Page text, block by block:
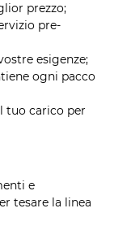
prezzo;
pre-
esigenze;
ogni pacco
tuo carico per
e
tesare la linea